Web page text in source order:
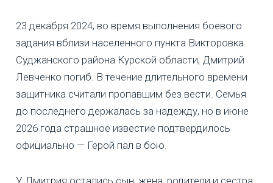
23 декабря 2024, во время выполнения боевого
задания вблизи населенного пункта Викторовка
Суджанского района Курской области, Дмитрий
Левченко погиб. В течение длительного времени
защитника считали пропавшим без вести. Семья
до последнего держалась за надежду, но в июне
2026 года страшное известие подтвердилось
официально — Герой пал в бою.
У Дмитрия остались сын, жена, родители и сестра.